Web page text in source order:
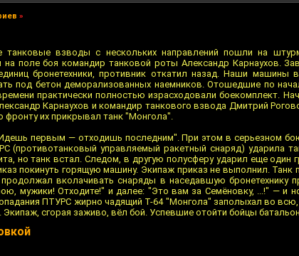
»
танковые взводы с нескольких направлений пошли на
на поле боя командир танковой роты Александр Карнаухов.
бронетехники, противник откатил назад. Наши машины
под бетон деморализованных наемников. Отошедшие по
практически полностью израсходовали боекомплект.
Карнаухов и командир танкового взвода Дмитрий
фронту их прикрывал танк "Монгола".
первым — отходишь последним". При этом в серьезном
(противотанковый управляемый ракетный снаряд) ударила
но танк встал. Следом, в другую полусферу ударил еще один
покинуть горящую машину. Экипаж приказ не выполнил.
вколачивать снаряды в наседавшую бронетехнику
мужики! Отходите!" и далее: "Это вам за Семёновку, ...!" — и
ПТУРС жирно чадящий Т-64 "Монгола" заполыхал во
сгорая заживо, вёл бой. Успевшие отойти бойцы